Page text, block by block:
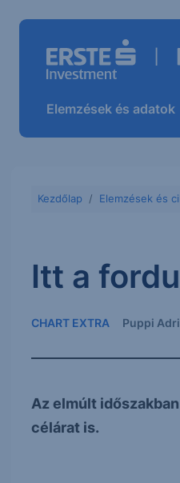
Elemzések és adatok
Kezdőlap Elemzések és
Itt a
CHART EXTRA Puppi
Az elmúlt
célárat is.